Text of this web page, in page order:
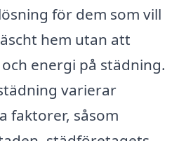
för dem som vill
hem utan att
energi på städning.
varierar
faktorer, såsom